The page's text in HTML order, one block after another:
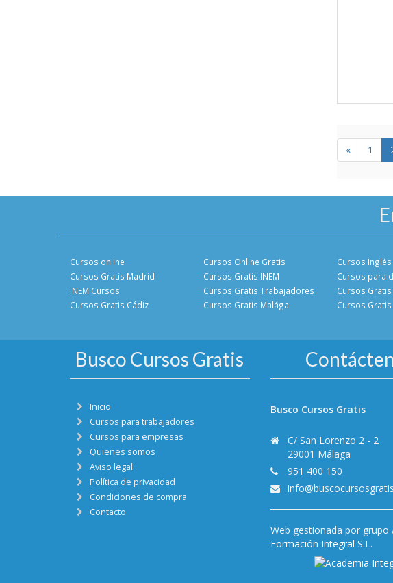
« 1
Cursos online
Cursos Gratis Madrid
INEM Cursos
Cursos Gratis Cádiz
Cursos Online Gratis
Cursos Gratis INEM
Cursos Gratis Trabajadores
Cursos Gratis Malága
Cursos Inglés
Cursos para
Cursos
Cursos
Busco Cursos Gratis
Inicio
Cursos para trabajadores
Cursos para empresas
Quienes somos
Aviso legal
Política de privacidad
Condiciones de compra
Contacto
Busco Cursos Gratis
C/ San Lorenzo 2 - 2
29001 Málaga
951 400 150
Web gestionada por grupo
Formación Integral S.L.